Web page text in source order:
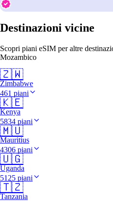
Destinazioni vicine
Scopri piani eSIM per altre
Mozambico
🇿🇼
Zimbabwe
461 piani
🇰🇪
Kenya
5834 piani
🇲🇺
Mauritius
4306 piani
🇺🇬
Uganda
5125 piani
🇹🇿
Tanzania